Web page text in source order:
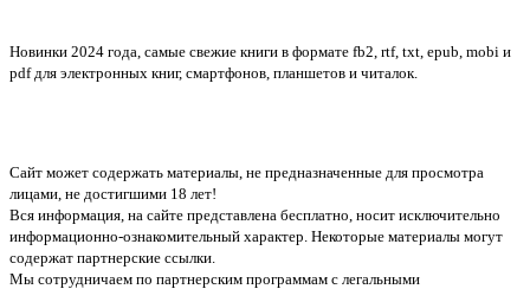
Новинки 2024 года, самые свежие книги в формате fb2, rtf, txt, epub, mobi и
pdf для электронных книг, смартфонов, планшетов и читалок.
Сайт может содержать материалы, не предназначенные для просмотра
лицами, не достигшими 18 лет!
Вся информация, на сайте представлена бесплатно, носит исключительно
информационно-ознакомительный характер. Некоторые материалы могут
содержат партнерские ссылки.
Мы сотрудничаем по партнерским программам с легальными